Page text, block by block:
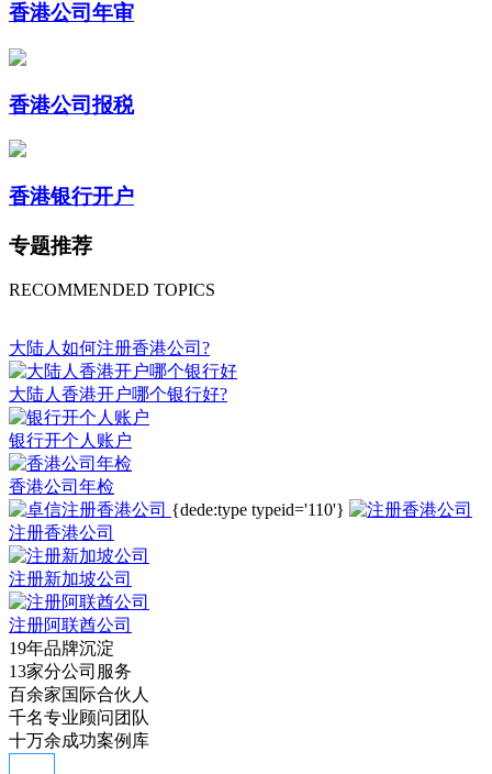
香港公司年审
香港公司报税
香港银行开户
专题推荐
RECOMMENDED TOPICS
大陆人如何注册香港公司?
大陆人香港开户哪个银行好?
银行开个人账户
香港公司年检
{dede:type typeid='110'}
注册香港公司
注册新加坡公司
注册阿联酋公司
19年品牌沉淀
13家分公司服务
百余家国际合伙人
千名专业顾问团队
十万余成功案例库